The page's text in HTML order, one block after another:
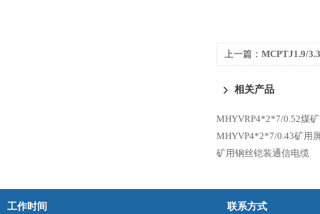
上一篇： MCPTJ1.9/
相关产品
MHYVRP4*2*7/0.52煤
MHYVP4*2*7/0.43矿用
矿用钢丝铠装通信电缆
工作时间 联系方式